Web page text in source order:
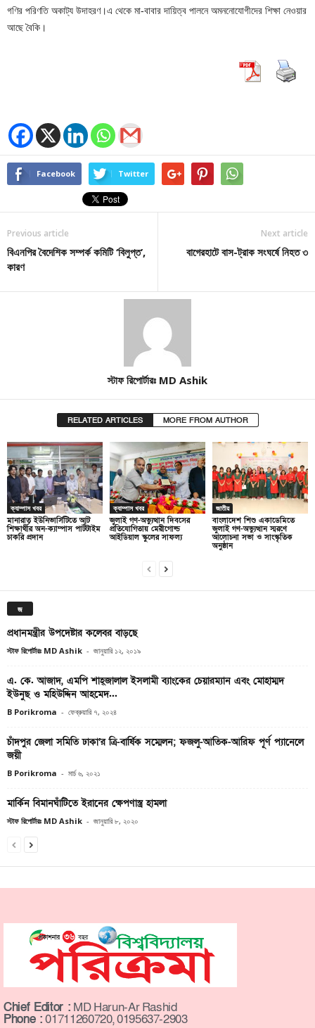
গণির পরিণতি অকাট্য উদাহরণ।এ থেকে মা-বাবার দায়িত্ব পালনে অমননোযোগীদের শিক্ষা নেওয়ার
আছে বৈকি।
Facebook Twitter
Previous article
বিএনপির বৈদেশিক সম্পর্ক কমিটি ‘বিলুপ্ত’,
কারণ
Next article
বাগেরহাটে বাস-ট্রাক সংঘর্ষে নিহত ৩
স্টাফ রিপোর্টারঃ MD Ashik
RELATED ARTICLES MORE FROM AUTHOR
ক্যাম্পাস খবর
মানারাত ইউনিভার্সিটিতে আট
শিক্ষার্থীর অন-ক্যাম্পাস পার্টটাইম
চাকরি প্রদান
ক্যাম্পাস খবর
জুলাই গণ-অভ্যুত্থান দিবসের
প্রতিযোগিতায় মেরীগোল্ড
আইডিয়াল স্কুলের সাফল্য
জাতীয়
বাংলাদেশ শিশু একাডেমিতে
জুলাই গণ-অভ্যুত্থান স্মরণে
আলোচনা সভা ও সাংস্কৃতিক
অনুষ্ঠান
জ
প্রধানমন্ত্রীর উপদেষ্টার কলেবর বাড়ছে
স্টাফ রিপোর্টারঃ MD Ashik - জানুয়ারি ১২, ২০১৯
এ. কে. আজাদ, এমপি শাহ্জালাল ইসলামী ব্যাংকের চেয়ারম্যান এবং মোহাম্মদ
ইউনুছ ও মহিউদ্দিন আহমেদ...
B Porikroma - ফেব্রুয়ারি ৭, ২০২৪
চাঁদপুর জেলা সমিতি ঢাকা’র ত্রি-বার্ষিক সম্মেলন; ফজলু-আতিক-আরিফ পূর্ণ প্যানেলে
জয়ী
B Porikroma - মার্চ ৬, ২০২১
মার্কিন বিমানঘাঁটিতে ইরানের ক্ষেপণাস্ত্র হামলা
স্টাফ রিপোর্টারঃ MD Ashik - জানুয়ারি ৮, ২০২০
Chief Editor : MD Harun-Ar Rashid
Phone :01711260720, 0195637-2903